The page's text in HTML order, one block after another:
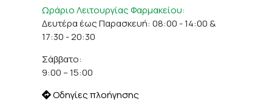
Ωράριο Λειτουργίας Φαρμακείου:
Δευτέρα έως Παρασκευή: 08:00 - 14:00 &
17:30 - 20:30
Σάββατο:
9:00 – 15:00
Οδηγίες πλοήγησης